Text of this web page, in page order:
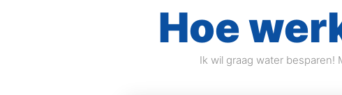
Hoe
Ik wil graag water besparen!